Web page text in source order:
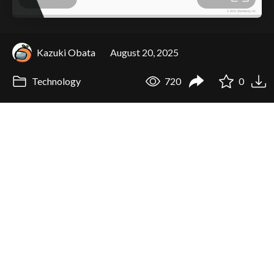
Kazuki Obata August 20, 2025
Technology 720 0